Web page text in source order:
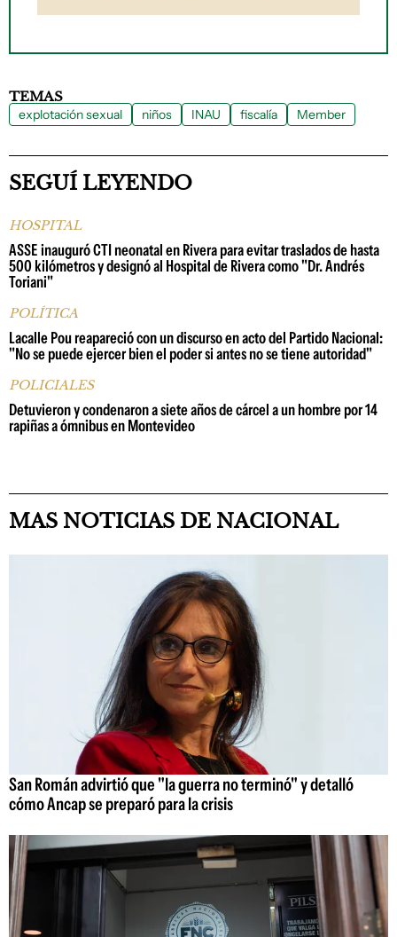
TEMAS
explotación sexual niños INAU fiscalía Member
SEGUÍ LEYENDO
HOSPITAL
ASSE inauguró CTI neonatal en Rivera para evitar traslados de hasta
500 kilómetros y designó al Hospital de Rivera como "Dr. Andrés
Toriani"
POLÍTICA
Lacalle Pou reapareció con un discurso en acto del Partido Nacional:
"No se puede ejercer bien el poder si antes no se tiene autoridad"
POLICIALES
Detuvieron y condenaron a siete años de cárcel a un hombre por 14
rapiñas a ómnibus en Montevideo
MAS NOTICIAS DE NACIONAL
San Román advirtió que "la guerra no terminó" y detalló
cómo Ancap se preparó para la crisis